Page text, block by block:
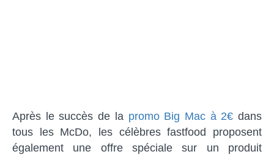
Après le succès de la promo Big Mac à 2€ dans
tous les McDo, les célèbres fastfood proposent
également une offre spéciale sur un produit